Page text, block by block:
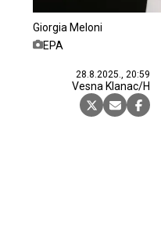
Giorgia Meloni
EPA
28.8.2025., 20:59
Vesna Klanac/H